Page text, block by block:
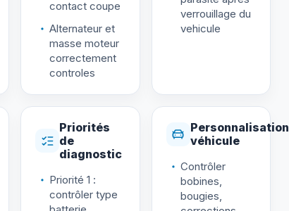
contact coupe
Alternateur et
masse moteur
correctement
controles
verrouillage du
vehicule
Priorités
de
diagnostic
Priorité 1 :
contrôler type
Personnalisation
véhicule
Contrôler
bobines,
bougies,